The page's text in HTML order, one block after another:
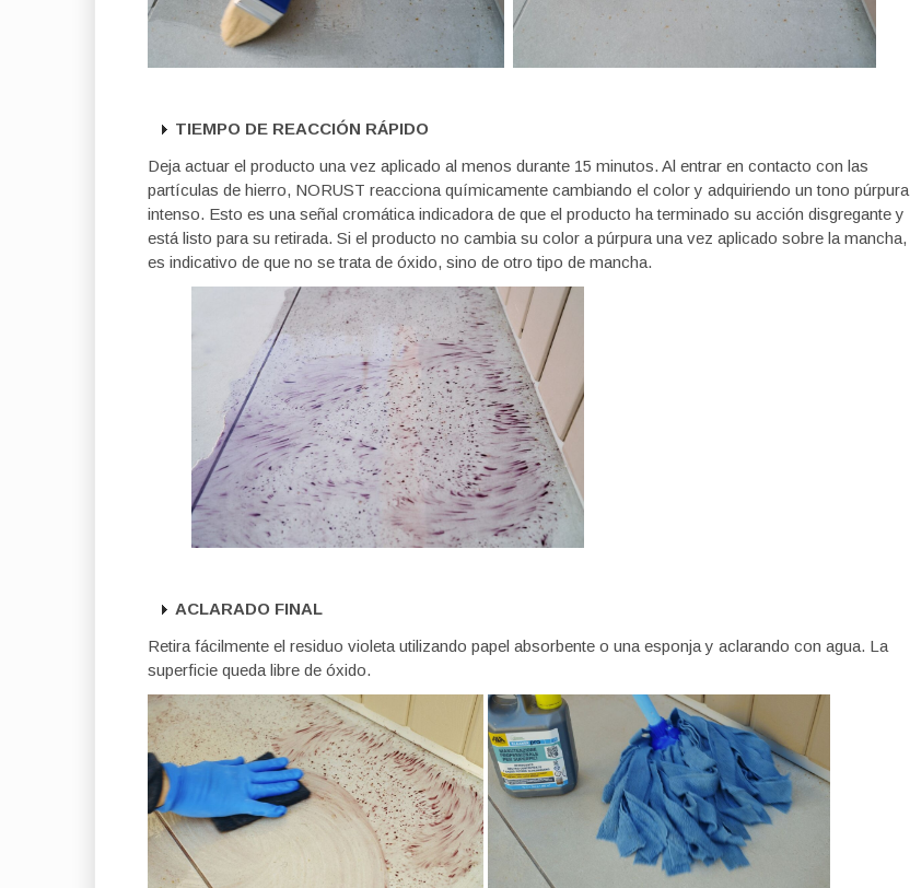
TIEMPO DE REACCIÓN RÁPIDO
Deja actuar el producto una vez aplicado al menos durante 15 minutos. Al entrar en contacto con las
partículas de hierro, NORUST reacciona químicamente cambiando el color y adquiriendo un tono púrpura
intenso. Esto es una señal cromática indicadora de que el producto ha terminado su acción disgregante y
está listo para su retirada. Si el producto no cambia su color a púrpura una vez aplicado sobre la mancha,
es indicativo de que no se trata de óxido, sino de otro tipo de mancha.
ACLARADO FINAL
Retira fácilmente el residuo violeta utilizando papel absorbente o una esponja y aclarando con agua. La
superficie queda libre de óxido.